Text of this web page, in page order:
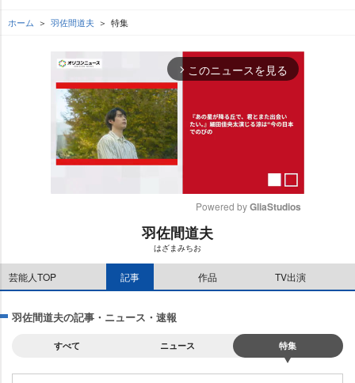
ホーム 羽佐間道夫 特集
arrow_forward_ios このニュースを見る
Powered by GliaStudios
羽佐間道夫
はざまみちお
芸能人TOP 記事 作品 TV出演
羽佐間道夫の記事・ニュース・速報
すべて ニュース 特集